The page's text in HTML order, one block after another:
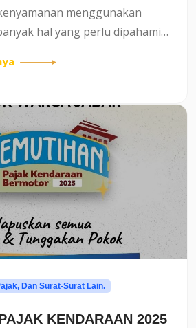
menggunakan
hal yang perlu dipahami,
dipenuhi.Jenis
Dan Surat-Surat Lain.
KENDARAAN 2025